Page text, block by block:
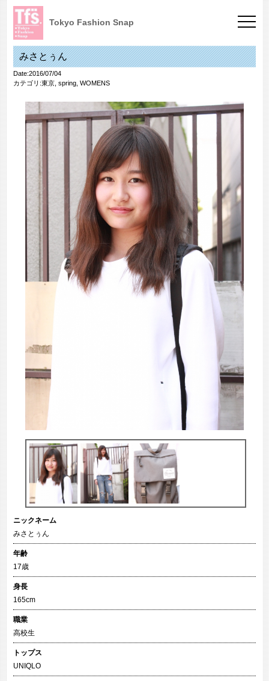
Tokyo Fashion Snap
みさとぅん
Date:2016/07/04
カテゴリ:東京, spring, WOMENS
ニックネーム
みさとぅん
年齢
17歳
身長
165cm
職業
高校生
トップス
UNIQLO